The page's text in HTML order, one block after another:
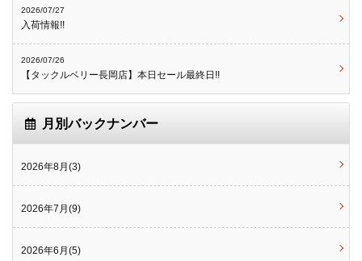
2026/07/27
入荷情報!!
2026/07/26
【タックルベリー長岡店】本日セール最終日!!
月別バックナンバー
2026年8月(3)
2026年7月(9)
2026年6月(5)